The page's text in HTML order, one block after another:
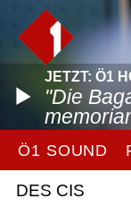
JETZT: Ö1
"Die
Ö1 SOUND
DES CIS